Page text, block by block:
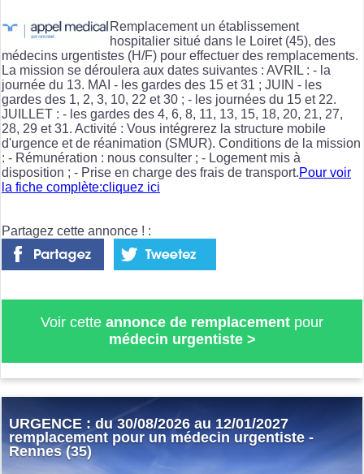
Remplacement un établissement
hospitalier situé dans le Loiret (45), des
médecins urgentistes (H/F) pour effectuer des remplacements.
La mission se déroulera aux dates suivantes : AVRIL : - la
journée du 13. MAI - les gardes des 15 et 31 ; JUIN - les
gardes des 1, 2, 3, 10, 22 et 30 ; - les journées du 15 et 22.
JUILLET : - les gardes des 4, 6, 8, 11, 13, 15, 18, 20, 21, 27,
28, 29 et 31. Activité : Vous intégrerez la structure mobile
d'urgence et de réanimation (SMUR). Conditions de la mission
: - Rémunération : nous consulter ; - Logement mis à
disposition ; - Prise en charge des frais de transport.Pour voir
la fiche complète:cliquez ici
Partagez cette annonce ! :
Voir cette annonce de remplacement pour
médecin urgentiste>
URGENCE : du 30/08/2026 au 12/01/2027
remplacement pour un médecin urgentiste -
Rennes (35)